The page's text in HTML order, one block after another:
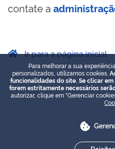
contate a
Ir para a página inicial
Para melhorar a sua
personalizados, utilizamos cookies.
funcionalidades do site. Se clicar
forem estritamente necessários
autorizar, clique em "Gerenciar